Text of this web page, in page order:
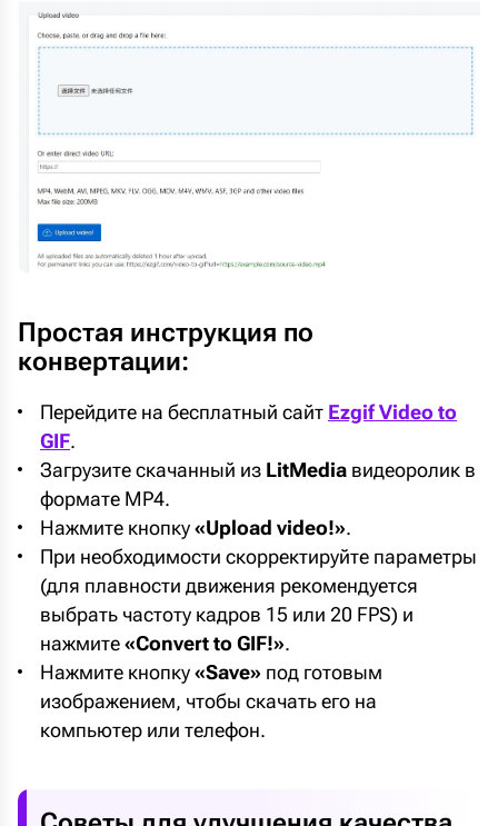
Простая инструкция по
конвертации:
Перейдите на бесплатный сайт Ezgif Video to
GIF.
Загрузите скачанный из LitMedia видеоролик в
формате MP4.
Нажмите кнопку«Upload video!».
При необходимости скорректируйте параметры
(для плавности движения рекомендуется
выбрать частоту кадров 15 или 20 FPS) и
нажмите«Convert to GIF!».
Нажмите кнопку«Save» под готовым
изображением, чтобы скачать его на
компьютер или телефон.